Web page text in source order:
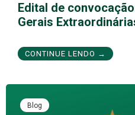
Edital de
Gerais
CONTINUE LENDO →
Blog